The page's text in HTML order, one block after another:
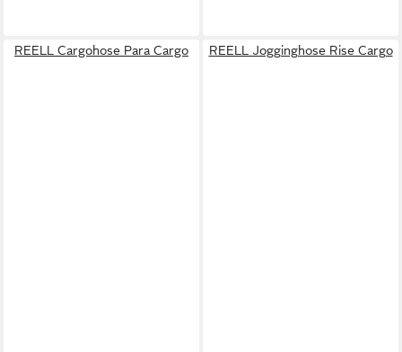
REELL Cargohose Para Cargo REELL Jogginghose Rise Cargo